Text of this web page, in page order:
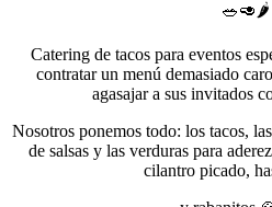
🥗🥑🌶️
Catering de tacos para eventos
contratar un menú demasiado
agasajar a sus invitados
Nosotros ponemos todo: los tacos,
de salsas y las verduras para
cilantro picado,